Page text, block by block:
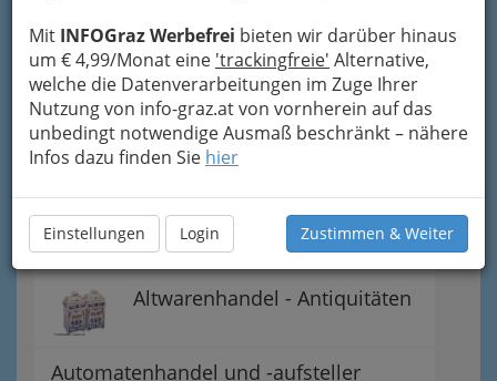
Mit INFOGraz Werbefrei bieten wir darüber hinaus
um € 4,99/Monat eine 'trackingfreie' Alternative,
welche die Datenverarbeitungen im Zuge Ihrer
Nutzung von info-graz.at von vornherein auf das
unbedingt notwendige Ausmaß beschränkt – nähere
Infos dazu finden Sie hier
Einstellungen Login Zustimmen & Weiter
Stromhandel
Schwimmbäder und Zubehör
Allgemeine Berufsgruppe
Altwarenhandel - Antiquitäten
Automatenhandel und -aufsteller